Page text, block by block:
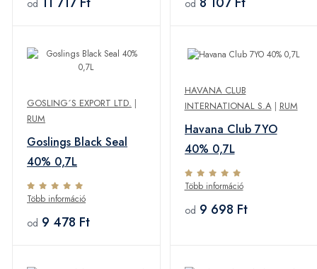
od od
GOSLING´S EXPORT LTD. |
RUM
Goslings Black Seal
40% 0,7L
Több információ
od 9 478 Ft
HAVANA CLUB
INTERNATIONAL S.A| RUM
Havana Club 7YO
40% 0,7L
Több információ
od 9 698 Ft